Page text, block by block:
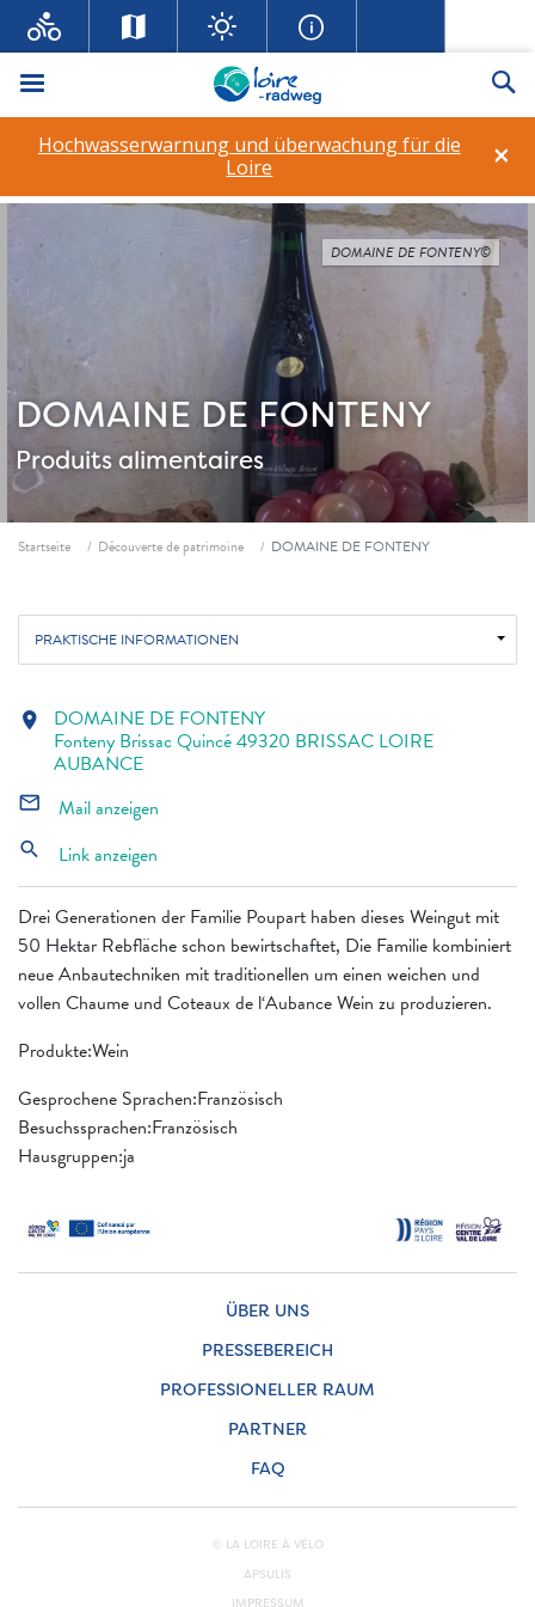
Menü
×
Hochwasserwarnung und überwachung für die
Loire
DOMAINE DE FONTENY
Produits alimentaires
DOMAINE DE FONTENY©
Fil d'ariane
Startseite Découverte de patrimoine DOMAINE DE FONTENY
PRAKTISCHE INFORMATIONEN
Drei Generationen der Familie Poupart haben dieses Weingut mit
50 Hektar Rebfläche schon bewirtschaftet, Die Familie kombiniert
neue Anbautechniken mit traditionellen um einen weichen und
vollen Chaume und Coteaux de l‘Aubance Wein zu produzieren.
Produkte:Wein
Gesprochene Sprachen:Französisch
Besuchssprachen:Französisch
Hausgruppen:ja
location_on DOMAINE DE FONTENY
Fonteny Brissac Quincé 49320 BRISSAC LOIRE
AUBANCE
mail_outline Mail anzeigen
search Link anzeigen
ÜBER UNS
PRESSEBEREICH
PROFESSIONELLER RAUM
PARTNER
FAQ
© LA LOIRE À VÉLO
APSULIS
IMPRESSUM